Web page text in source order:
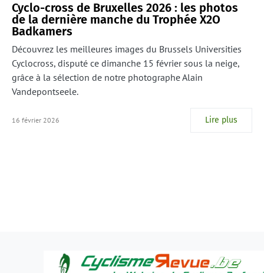
Cyclo-cross de Bruxelles 2026 : les photos
de la dernière manche du Trophée X2O
Badkamers
Découvrez les meilleures images du Brussels Universities
Cyclocross, disputé ce dimanche 15 février sous la neige,
grâce à la sélection de notre photographe Alain
Vandepontseele.
16 février 2026 Lire plus